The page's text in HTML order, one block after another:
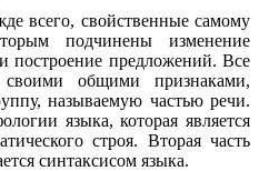
всего, свойственные самому
подчинены изменение
построение предложений. Все
общими признаками,
называемую частью речи.
языка, которая является
строя. Вторая часть
синтаксисом языка.